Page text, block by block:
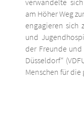
am Höher Weg
engagieren sich
und
der Freunde
Düsseldorf“
Menschen für die